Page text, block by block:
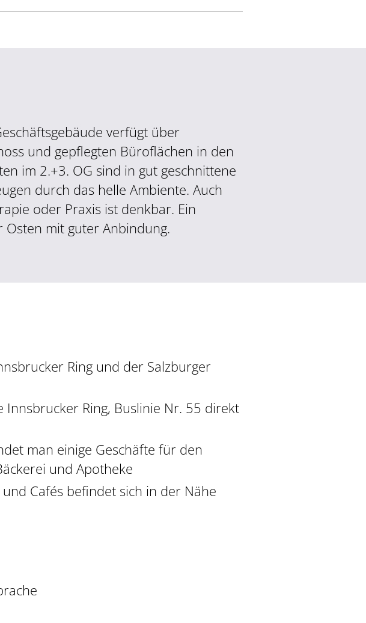
verfügt über
und gepflegten Büroflächen in den
im 2.+3. OG sind in gut geschnittene
durch das helle Ambiente. Auch
oder Praxis ist denkbar. Ein
mit guter Anbindung.
Ring und der Salzburger
Innsbrucker Ring, Buslinie Nr. 55 direkt
man einige Geschäfte für den
und Apotheke
Cafés befindet sich in der Nähe